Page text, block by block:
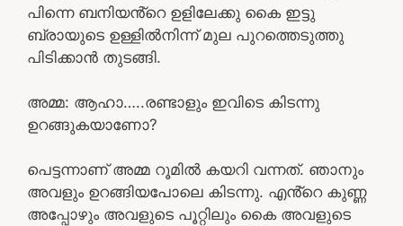
പിന്നെ ബനിയൻ്റെ ഉളിലേക്കു കൈ ഇട്ടു
ബ്രായുടെ ഉള്ളിൽനിന്ന് മുല പുറത്തെടുത്തു
പിടിക്കാൻ തുടങ്ങി.
അമ്മ: ആഹാ…..രണ്ടാളും ഇവിടെ കിടന്നു
ഉറങ്ങുകയാണോ?
പെട്ടന്നാണ് അമ്മ റൂമിൽ കയറി വന്നത്. ഞാനും
അവളും ഉറങ്ങിയപോലെ കിടന്നു. എൻ്റെ കുണ്ണ
അപ്പോഴും അവളുടെ പൂറ്റിലും കൈ അവളുടെ